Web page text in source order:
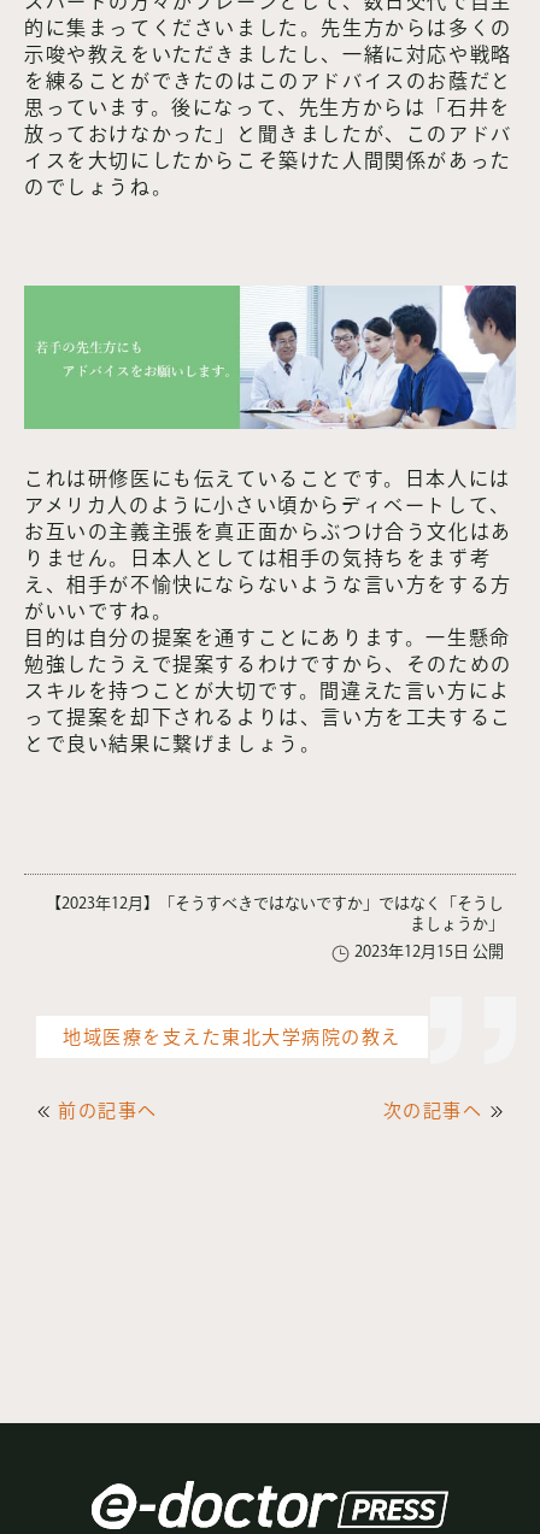
的に集まってくださいました。先生方からは多くの
示唆や教えをいただきましたし、一緒に対応や戦略
を練ることができたのはこのアドバイスのお蔭だと
思っています。後になって、先生方からは「石井を
放っておけなかった」と聞きましたが、このアドバ
イスを大切にしたからこそ築けた人間関係があった
のでしょうね。
これは研修医にも伝えていることです。日本人には
アメリカ人のように小さい頃からディベートして、
お互いの主義主張を真正面からぶつけ合う文化はあ
りません。日本人としては相手の気持ちをまず考
え、相手が不愉快にならないような言い方をする方
がいいですね。
目的は自分の提案を通すことにあります。一生懸命
勉強したうえで提案するわけですから、そのための
スキルを持つことが大切です。間違えた言い方によ
って提案を却下されるよりは、言い方を工夫するこ
とで良い結果に繋げましょう。
【2023年12月】「そうすべきではないですか」ではなく「そうし
ましょうか」
2023年12月15日 公開
前の記事へ
地域医療を支えた東北大学病院の教え
次の記事へ